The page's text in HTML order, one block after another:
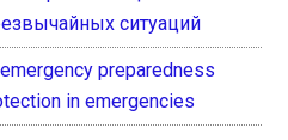
ситуаций
preparedness
in emergencies